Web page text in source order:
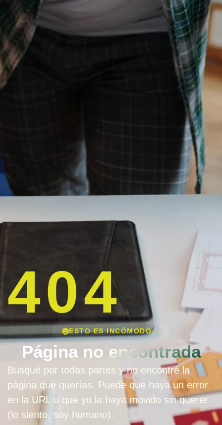
ESTO ES INCÓMODO...
Página no encontrada
Busqué por todas partes y no encontré la
página que querías. Puede que haya un error
en la URL o que yo la haya movido sin querer
(lo siento, soy humano).
404